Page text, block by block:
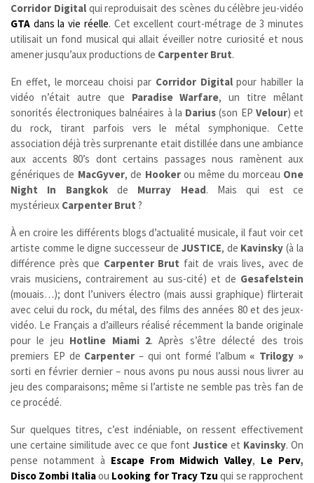
Corridor Digital qui reproduisait des scènes du célèbre jeu-vidéo
GTA dans la vie réelle. Cet excellent court-métrage de 3 minutes
utilisait un fond musical qui allait éveiller notre curiosité et nous
amener jusqu’aux productions de Carpenter Brut.
En effet, le morceau choisi par Corridor Digitalpour habiller la
vidéo n’était autre que Paradise Warfare, un titre mêlant
sonorités électroniques balnéaires à la Darius (son EP Velour) et
du rock, tirant parfois vers le métal symphonique. Cette
association déjà très surprenante etait distillée dans une ambiance
aux accents 80’s dont certains passages nous ramènent aux
génériques de MacGyver, de Hookerou même du morceau One
Night In Bangkokde Murray Head. Mais qui est ce
mystérieux Carpenter Brut ?
À en croire les différents blogs d’actualité musicale, il faut voir cet
artiste comme le digne successeur de JUSTICE, de Kavinsky (à la
différence près que Carpenter Brut fait de vrais lives, avec de
vrais musiciens, contrairement au sus-cité) et de Gesafelstein
(mouais…); dont l’univers électro (mais aussi graphique) flirterait
avec celui du rock, du métal, des films des années 80 et des jeux-
vidéo. Le Français a d’ailleurs réalisé récemment la bande originale
pour le jeu Hotline Miami 2. Après s’être délecté des trois
premiers EP de Carpenter – qui ont formé l’album « Trilogy »
sorti en février dernier – nous avons pu nous aussi nous livrer au
jeu des comparaisons; même si l’artiste ne semble pas très fan de
ce procédé.
Sur quelques titres, c’est indéniable, on ressent effectivement
une certaine similitude avec ce que font Justice et Kavinsky. On
pense notamment à Escape From Midwich Valley, Le Perv,
Disco Zombi Italiaou Looking for Tracy Tzuqui se rapprochent